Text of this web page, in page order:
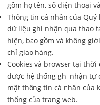
gồm họ tên, số điện thoại
Thông tin cá nhân của
dữ liệu ghi nhận qua thao
hiện, bao gồm và không
chỉ giao hàng.
Cookies và browser tại
được hệ thống ghi nhận tự
mật thông tin cá nhân của
thống của trang web.